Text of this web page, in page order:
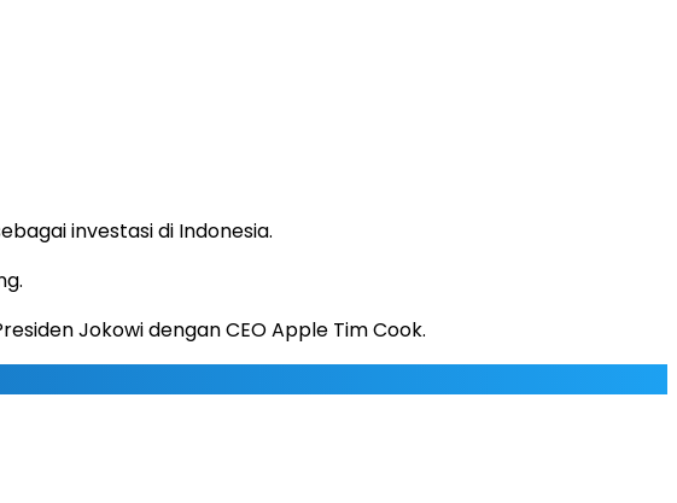
investasi di Indonesia.
Jokowi dengan CEO Apple Tim Cook.